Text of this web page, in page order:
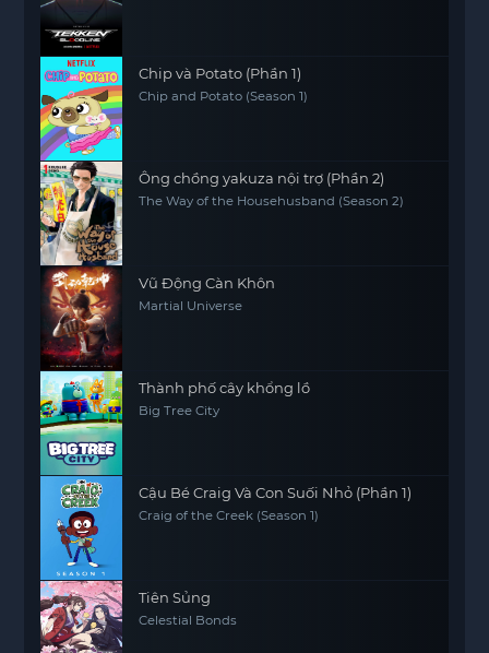
Chip và Potato (Phần 1)
Chip and Potato (Season 1)
Ông chồng yakuza nội trợ (Phần 2)
The Way of the Househusband (Season 2)
Vũ Động Càn Khôn
Martial Universe
Thành phố cây khổng lồ
Big Tree City
Cậu Bé Craig Và Con Suối Nhỏ (Phần 1)
Craig of the Creek (Season 1)
Tiên Sủng
Celestial Bonds